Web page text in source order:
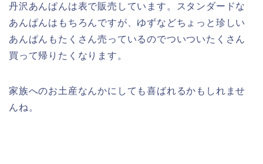
丹沢あんぱんは表で販売しています。スタンダードな
あんぱんはもちろんですが、ゆずなどちょっと珍しい
あんぱんもたくさん売っているのでついついたくさん
買って帰りたくなります。
家族へのお土産なんかにしても喜ばれるかもしれませ
んね。